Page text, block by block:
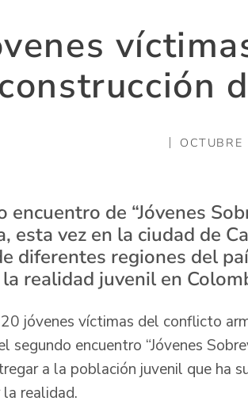
construcción
encuentro de “Jóvenes
esta vez en la ciudad de
diferentes regiones del
realidad juvenil en
jóvenes víctimas del conflicto
segundo encuentro “Jóvenes
a la población juvenil que ha
la realidad.